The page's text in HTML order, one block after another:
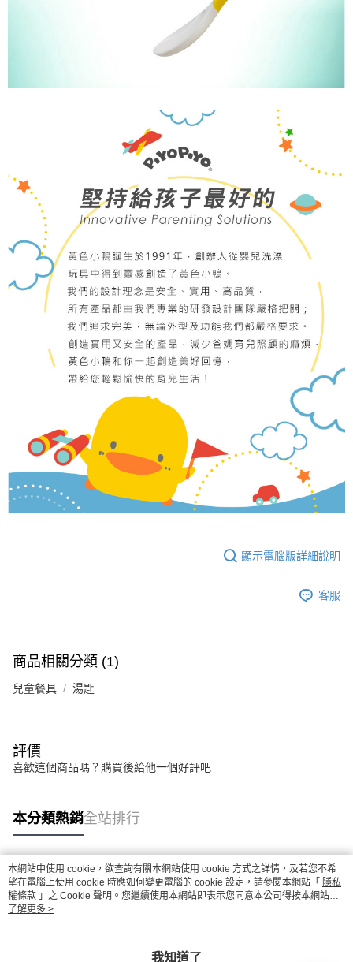
顯示電腦版詳細說明
客服
商品相關分類 (1)
兒童餐具 湯匙
評價
喜歡這個商品嗎？購買後給他一個好評吧
本分類熱銷全站排行
熱門標籤
本網站中使用 cookie，欲查詢有關本網站使用 cookie 方式之詳情，及若您不希
望在電腦上使用 cookie 時應如何變更電腦的 cookie 設定，請參閱本網站「 隱私
權條款 」之 Cookie 聲明。您繼續使用本網站即表示您同意本公司得按本網站使
用條款之 Cookie 聲明使用 cookie。
了解更多 >
我知道了